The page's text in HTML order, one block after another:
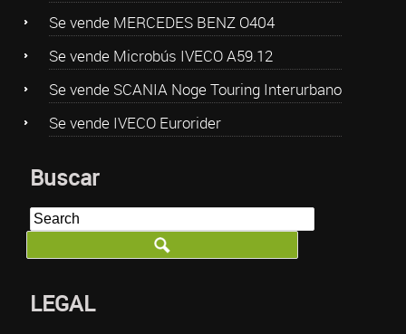
Se vende MERCEDES BENZ O404
Se vende Microbús IVECO A59.12
Se vende SCANIA Noge Touring Interurbano
Se vende IVECO Eurorider
Buscar
LEGAL